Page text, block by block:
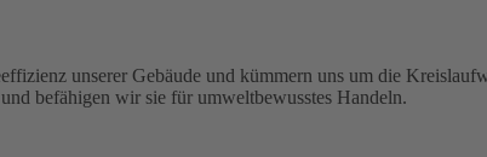
unserer Gebäude und kümmern uns um die
befähigen wir sie für umweltbewusstes Handeln.